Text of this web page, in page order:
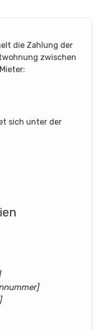
die Zahlung der
zwischen
sich unter der